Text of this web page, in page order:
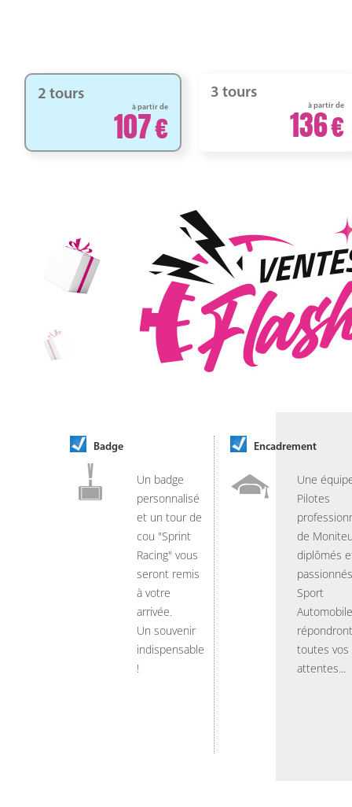
2 tours
à partir de
107
3 tours
à partir de
136
Badge
Un badge
personnalisé
et un tour de
cou "Sprint
Racing" vous
seront remis
à votre
arrivée.
Un souvenir
indispensable
!
Encadrement
Une
Pilotes
de
diplômés
Sport
Automobile
toutes vos
attentes...